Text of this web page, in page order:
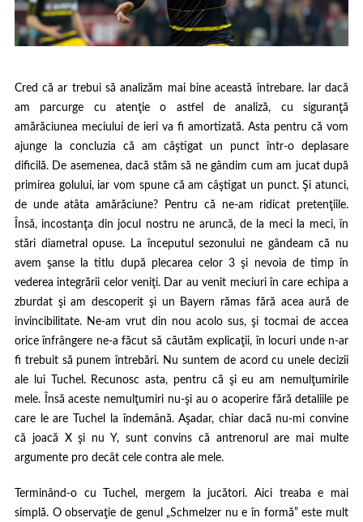
Cred că ar trebui să analizăm mai bine această întrebare. Iar dacă
am parcurge cu atenţie o astfel de analiză, cu siguranţă
amărăciunea meciului de ieri va fi amortizată. Asta pentru că vom
ajunge la concluzia că am câştigat un punct într-o deplasare
dificilă. De asemenea, dacă stăm să ne gândim cum am jucat după
primirea golului, iar vom spune că am câştigat un punct. Şi atunci,
de unde atâta amărăciune? Pentru că ne-am ridicat pretenţiile.
Însă, incostanţa din jocul nostru ne aruncă, de la meci la meci, în
stări diametral opuse. La începutul sezonului ne gândeam că nu
avem şanse la titlu după plecarea celor 3 şi nevoia de timp în
vederea integrării celor veniţi. Dar au venit meciuri în care echipa a
zburdat şi am descoperit şi un Bayern rămas fără acea aură de
invincibilitate. Ne-am vrut din nou acolo sus, şi tocmai de accea
orice înfrângere ne-a făcut să căutăm explicaţii, în locuri unde n-ar
fi trebuit să punem întrebări. Nu suntem de acord cu unele decizii
ale lui Tuchel. Recunosc asta, pentru că şi eu am nemulţumirile
mele. Însă aceste nemulţumiri nu-şi au o acoperire fără detaliile pe
care le are Tuchel la îndemână. Aşadar, chiar dacă nu-mi convine
că joacă X şi nu Y, sunt convins că antrenorul are mai multe
argumente pro decât cele contra ale mele.
Terminând-o cu Tuchel, mergem la jucători. Aici treaba e mai
simplă. O observaţie de genul „Schmelzer nu e în formă” este mult